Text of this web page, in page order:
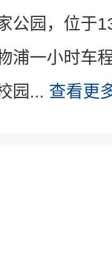
公园，位于
浦一小时车
园... 查看更